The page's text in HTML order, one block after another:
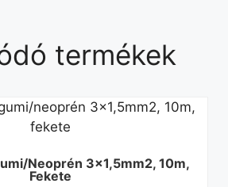
termékek
neoprén 3×1,5mm2, 10m,
Fekete